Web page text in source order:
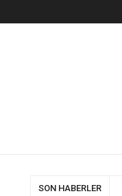
SON HABERLER